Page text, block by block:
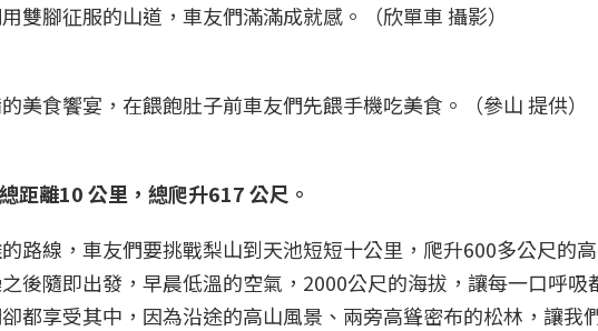
雙腳征服的山道，車友們滿滿成就感。（欣單車 攝影）
美食饗宴，在餵飽肚子前車友們先餵手機吃美食。（參山 提供）
離10 公里，總爬升617 公尺。
路線，車友們要挑戰梨山到天池短短十公里，爬升600多公尺的
後隨即出發，早晨低溫的空氣，2000公尺的海拔，讓每一口呼吸
都享受其中，因為沿途的高山風景、兩旁高聳密布的松林，讓我